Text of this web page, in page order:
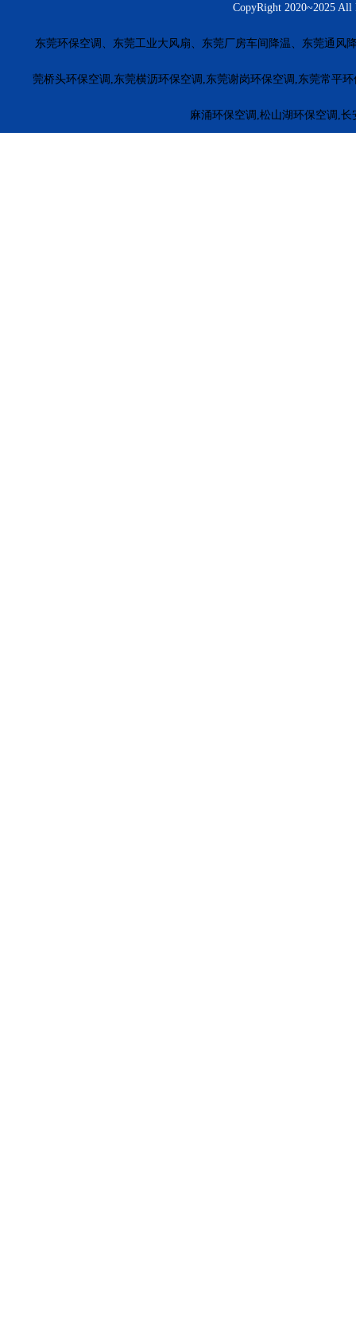
CopyRight 2020~2025
东莞环保空调、东莞工业大风扇、东莞厂房车间降温、东莞通
莞桥头环保空调,东莞横沥环保空调,东莞谢岗环保空调,东莞常平
麻涌环保空调,松山湖环保空调,